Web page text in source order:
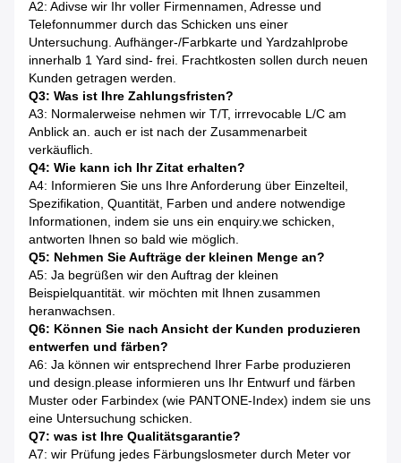
A2: Adivse wir Ihr voller Firmennamen, Adresse und
Telefonnummer durch das Schicken uns einer
Untersuchung. Aufhänger-/Farbkarte und Yardzahlprobe
innerhalb 1 Yard sind- frei. Frachtkosten sollen durch neuen
Kunden getragen werden.
Q3: Was ist Ihre Zahlungsfristen?
A3: Normalerweise nehmen wir T/T, irrrevocable L/C am
Anblick an. auch er ist nach der Zusammenarbeit
verkäuflich.
Q4: Wie kann ich Ihr Zitat erhalten?
A4: Informieren Sie uns Ihre Anforderung über Einzelteil,
Spezifikation, Quantität, Farben und andere notwendige
Informationen, indem sie uns ein enquiry.we schicken,
antworten Ihnen so bald wie möglich.
Q5: Nehmen Sie Aufträge der kleinen Menge an?
A5: Ja begrüßen wir den Auftrag der kleinen
Beispielquantität. wir möchten mit Ihnen zusammen
heranwachsen.
Q6: Können Sie nach Ansicht der Kunden produzieren
entwerfen und färben?
A6: Ja können wir entsprechend Ihrer Farbe produzieren
und design.please informieren uns Ihr Entwurf und färben
Muster oder Farbindex (wie PANTONE-Index) indem sie uns
eine Untersuchung schicken.
Q7: was ist Ihre Qualitätsgarantie?
A7: wir Prüfung jedes Färbungslosmeter durch Meter vor